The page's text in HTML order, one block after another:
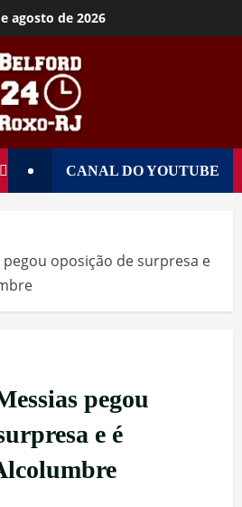
agosto de 2026
CANAL DO YOUTUBE
pegou oposição de surpresa e
pegou
e é